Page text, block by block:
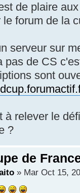
de plaire
le forum de la
serveur sur
pas de CS
sont
à relever le
?
de
» Mar Oct 15,